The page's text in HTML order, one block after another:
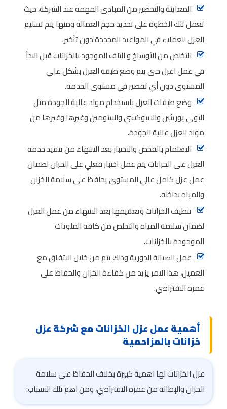
المعاينة والتحضير من المبادئ المهمة عند الشركة، حيث
تعمل تلك الخطوة على تحديد حجم العمالة ومنها يتم تسليم
العزل للعملاء في المواعيد المحددة دون تأخير.
التخلص من الأوساخ و التلف الموجود بالخزانات قبل البدأ
في عمل اعزل حتى يتم وضع طبقة العزل بشكل عالي
المستوى دون أي تقصير في مستوى الخدمة.
وضع طبقات العزل باستخدام مواد عالية الجودة مثل
البولي يوريثين والايبوكسي والبيتومين وغيرها وغيرها من
مواد العزل عالية الجودة.
الاهتمام بالفحص والاختبار بعد الانتهاء من تنفيذ خدمة
العزل على الخزانات يتم عمل اختبار فعلي على الخزان لضمان
عمل عزل كامل عالي المستوى يحافظ على سلامة الخزان
والمياه بداخله.
تنظيف الخزانات وتعقيمها بعد الانتهاء من عمل العزل
لضمان سلامة المياه والتخلص من كافة الملوثات
الموجودة بالخزانات.
عمل الصيانة الدورية وذلك يتم من خلال الاتفاق مع
العميل، هذا الامر يزيد من كفاءة الخزان والحفاظ على
عمره الافتراضي.
أهمية عمل عزل الخزانات مع شركة عزل
خزانات بالمزاحمية
عزل الخزانات لها اهمية كبيرة بخلاف الحفاظ على سلامة
الخزان والإطالة من عمره الافتراضي، ومن اهم تلك الاسباب: